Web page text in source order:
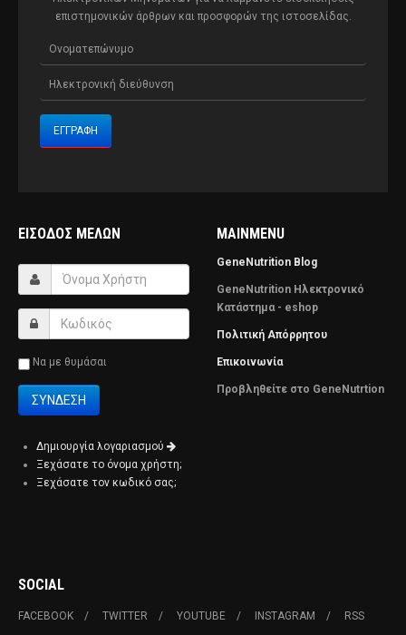
επιστημονικών άρθρων και προσφορών της ιστοσελίδας.
ΕΊΣΟΔΟΣ ΜΕΛΏΝ
Να με θυμάσαι
Δημιουργία λογαριασμού
Ξεχάσατε το όνομα χρήστη;
Ξεχάσατε τον κωδικό σας;
MAINMENU
GeneNutrition Blog
GeneNutrition Ηλεκτρονικό
Κατάστημα - eshop
Πολιτική Απόρρητου
Επικοινωνία
Προβληθείτε στο GeneNutrtion
SOCIAL
FACEBOOK TWITTER YOUTUBE INSTAGRAM RSS